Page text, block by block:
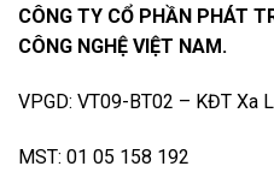
CÔNG TY CỔ PHẦN PHÁT
CÔNG NGHỆ VIỆT NAM.
VPGD: VT09-BT02 – KĐT Xa
MST: 01 05 158 192